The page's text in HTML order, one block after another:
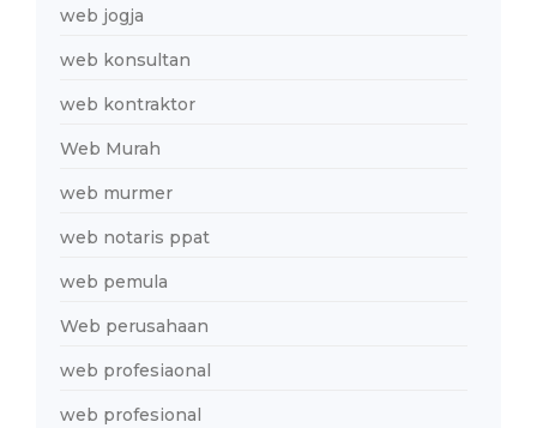
web jogja
web konsultan
web kontraktor
Web Murah
web murmer
web notaris ppat
web pemula
Web perusahaan
web profesiaonal
web profesional